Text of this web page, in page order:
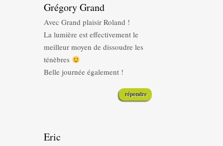
Grégory Grand
Avec Grand plaisir Roland !
La lumière est effectivement le
meilleur moyen de dissoudre les
ténèbres
Belle journée également !
répondre
Eric